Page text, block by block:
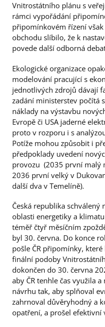
Vnitrostátního plánu s
rámci vypořádání
připomínkovém řízení
obchodu slíbilo, že k
povede další odborná
Ekologické organizace
modelování pracující s
jednotlivých zdrojů dávají
zadání ministerstev počítá
náklady na výstavbu
Evropě či USA jaderné
proto v rozporu i s
Potíže mohou způsobit i
předpoklady uvedení
provozu (2035 první malý
2036 první velký v
další dva v Temelíně).
Česká republika
oblasti energetiky a
téměř čtyř měsíčním
byl 30. června. Do konce
pošle ČR připomínky,
finální podoby
dokončen do 30. června
aby ČR tenhle čas využila
návrhu tak, aby splňoval
zahrnoval důvěryhodný a
opatření, a prošel efektivní